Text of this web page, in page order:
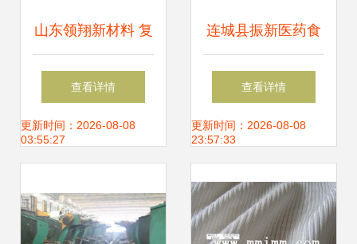
山东领翔新材料 复
合土工膜、土工
布、防渗土工膜专
查看详情
更新时间：2026-08-08
03:55:27
连城县振新医药食
品染料中间体荧光
增白剂原料生产项
拓展针纺织品及原
查看详情
更新时间：2026-08-08
23:57:33